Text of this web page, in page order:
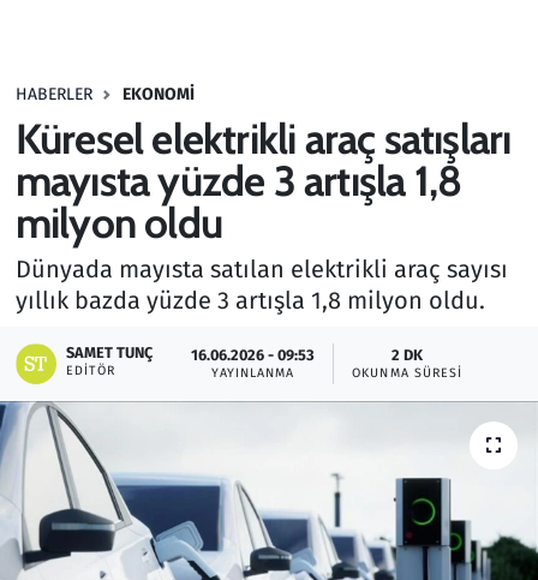
HABERLER EKONOMI
Küresel elektrikli araç satışları
mayısta yüzde 3 artışla 1,8
milyon oldu
Dünyada mayısta satılan elektrikli araç sayısı
yıllık bazda yüzde 3 artışla 1,8 milyon oldu.
SAMET TUNÇ
EDITÖR
16.06.2026 - 09:53
YAYINLANMA
2 DK
OKUNMA SÜRESI
Haber
Kültür Sanat
Kurumsal Haberler
Lezzet Durağı
Memur ve Kamu
Otomobil
Oyun
Ramazan